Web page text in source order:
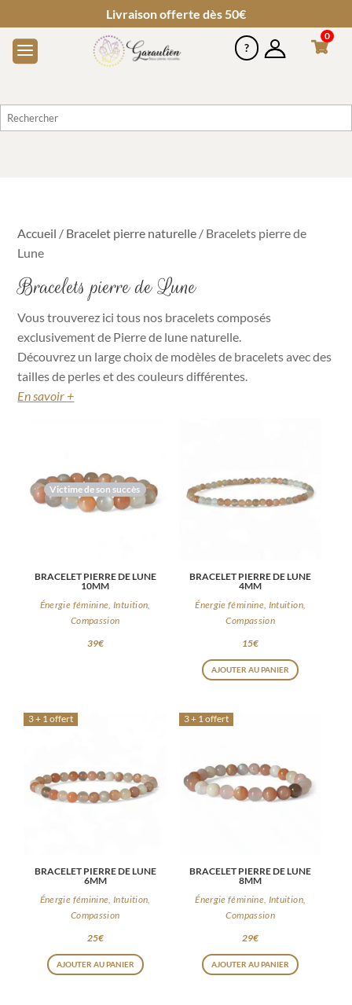
Livraison offerte dès 50€
0
Accueil / Bracelet pierre naturelle / Bracelets pierre de
Lune
Bracelets pierre de Lune
Vous trouverez ici tous nos bracelets composés
exclusivement de Pierre de lune naturelle.
Découvrez un large choix de modèles de bracelets avec des
tailles de perles et des couleurs différentes.
En savoir +
Victime de son succès
BRACELET PIERRE DE LUNE
10MM
Énergie féminine, Intuition,
Compassion
39€
BRACELET PIERRE DE LUNE
4MM
Énergie féminine, Intuition,
Compassion
15€
AJOUTER AU PANIER
3 + 1 offert
BRACELET PIERRE DE LUNE
6MM
Énergie féminine, Intuition,
Compassion
25€
AJOUTER AU PANIER
3 + 1 offert
BRACELET PIERRE DE LUNE
8MM
Énergie féminine, Intuition,
Compassion
29€
AJOUTER AU PANIER